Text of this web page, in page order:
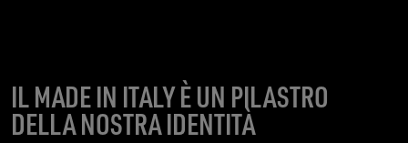
IL MADE IN ITALY È UN PILASTRO
DELLA NOSTRA IDENTITÀ